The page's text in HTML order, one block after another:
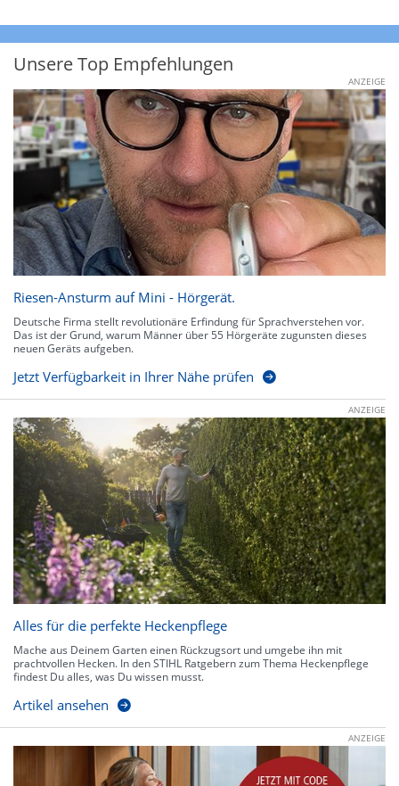
Unsere Top Empfehlungen
ANZEIGE
Riesen-Ansturm auf Mini - Hörgerät.
Deutsche Firma stellt revolutionäre Erfindung für Sprachverstehen vor.
Das ist der Grund, warum Männer über 55 Hörgeräte zugunsten dieses
neuen Geräts aufgeben.
Jetzt Verfügbarkeit in Ihrer Nähe prüfen
ANZEIGE
Alles für die perfekte Heckenpflege
Mache aus Deinem Garten einen Rückzugsort und umgebe ihn mit
prachtvollen Hecken. In den STIHL Ratgebern zum Thema Heckenpflege
findest Du alles, was Du wissen musst.
Artikel ansehen
ANZEIGE